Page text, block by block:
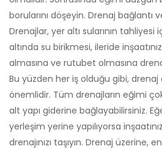
borularını döşeyin. Drenaj bağlantı
Drenajlar, yer altı sularının
altında su birikmesi, ileride
almasına ve rutubet olmasına
Bu yüzden her iş olduğu gibi, drenaj
önemlidir. Tüm drenajların eğimi
alt yapı giderine bağlayabilirsiniz.
yerleşim yerine yapılıyorsa
drenajınızı taşıyın. Drenaj üzerine,